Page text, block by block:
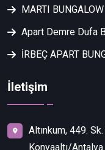
MARTI
Apart Demre Dufa
İRBEÇ APART
İletişim
Altınkum, 449.
Konyaaltı/Antalya